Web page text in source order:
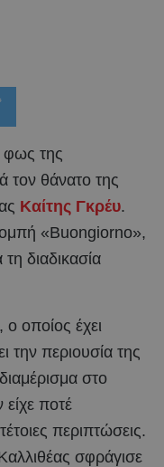
φως της
τον θάνατο της
Καίτης Γκρέυ.
«Buongiorno»,
διαδικασία
, ο οποίος έχει
την περιουσία της
στο
είχε ποτέ
περιπτώσεις.
σφράγισε